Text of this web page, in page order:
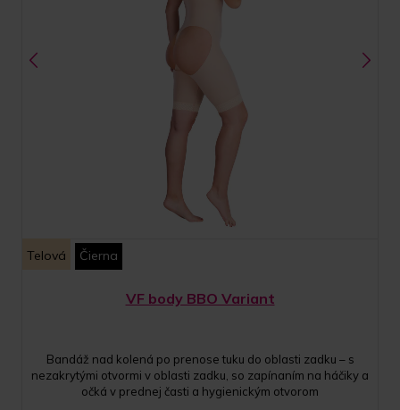
Telová Čierna
VF body BBO Variant
Bandáž nad kolená po prenose tuku do oblasti zadku – s
nezakrytými otvormi v oblasti zadku, so zapínaním na háčiky a
očká v prednej časti a hygienickým otvorom